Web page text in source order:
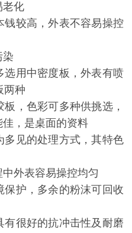
化
较高，外表不容易操控
选用中密度板，外表有喷
两种
，色彩可多种供挑选，
，是桌面的资料
见的处理方式，其特色
外表容易操控均匀
护，多余的粉沫可回收
很好的抗冲击性及耐磨